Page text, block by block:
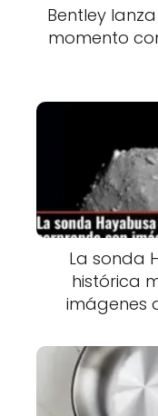
Bentley
momento
La sonda
histórica
imágenes